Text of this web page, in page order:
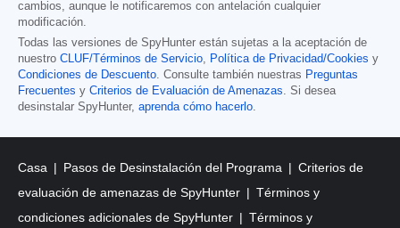
cambios, aunque le notificaremos con antelación cualquier
modificación.
Todas las versiones de SpyHunter están sujetas a la aceptación de
nuestro CLUF/Términos de Servicio, Política de Privacidad/Cookies y
Condiciones de Descuento. Consulte también nuestras Preguntas
Frecuentes y Criterios de Evaluación de Amenazas. Si desea
desinstalar SpyHunter, aprenda cómo hacerlo.
Casa Pasos de Desinstalación del Programa
Criterios de
evaluación de amenazas de SpyHunter
Términos y
condiciones adicionales de SpyHunter
Términos y